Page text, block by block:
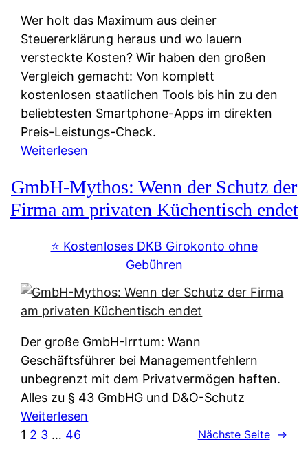
u
n
f
t
e
i
e
W
e
r
s
i
c
h
e
t
t
e
m
M
I
R
:
W
e
u
d
n
w
l
c
h
e
n
Wer holt das Maximum aus deiner
Steuererklärung heraus und wo lauern
versteckte Kosten? Wir haben den großen
Vergleich gemacht: Von komplett
kostenlosen staatlichen Tools bis hin zu den
beliebtesten Smartphone-Apps im direkten
Preis-Leistungs-Check.
Weiterlesen
t
e
u
e
r
k
l
ä
u
GmbH-Mythos: Wenn der Schutz der
Firma am privaten Küchentisch endet
⭐️ Kostenloses DKB Girokonto ohne
Gebühren
Der große GmbH-Irrtum: Wann
Geschäftsführer bei Managementfehlern
unbegrenzt mit dem Privatvermögen haften.
Alles zu § 43 GmbHG und D&O-Schutz
Weiterlesen
1 2 3 … 46 Nächste Seite →